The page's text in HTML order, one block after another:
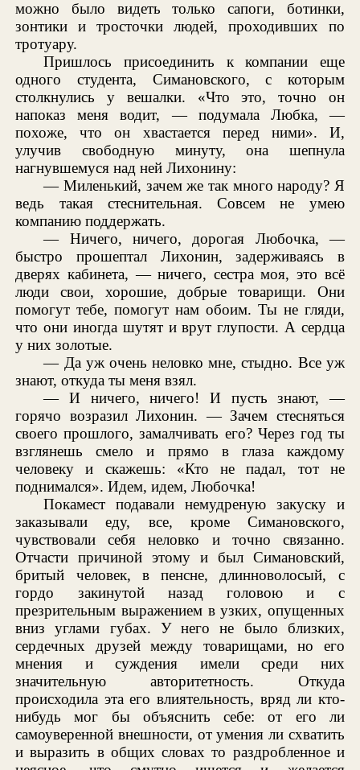
можно было видеть только сапоги, ботинки,
зонтики и тросточки людей, проходивших по
тротуару.
Пришлось присоединить к компании еще
одного студента, Симановского, с которым
столкнулись у вешалки. «Что это, точно он
напоказ меня водит, — подумала Любка, —
похоже, что он хвастается перед ними». И,
улучив свободную минуту, она шепнула
нагнувшемуся над ней Лихонину:
— Миленький, зачем же так много народу? Я
ведь такая стеснительная. Совсем не умею
компанию поддержать.
— Ничего, ничего, дорогая Любочка, —
быстро прошептал Лихонин, задерживаясь в
дверях кабинета, — ничего, сестра моя, это всё
люди свои, хорошие, добрые товарищи. Они
помогут тебе, помогут нам обоим. Ты не гляди,
что они иногда шутят и врут глупости. А сердца
у них золотые.
— Да уж очень неловко мне, стыдно. Все уж
знают, откуда ты меня взял.
— И ничего, ничего! И пусть знают, —
горячо возразил Лихонин. — Зачем стесняться
своего прошлого, замалчивать его? Через год ты
взглянешь смело и прямо в глаза каждому
человеку и скажешь: «Кто не падал, тот не
поднимался». Идем, идем, Любочка!
Покамест подавали немудреную закуску и
заказывали еду, все, кроме Симановского,
чувствовали себя неловко и точно связанно.
Отчасти причиной этому и был Симановский,
бритый человек, в пенсне, длинноволосый, с
гордо закинутой назад головою и с
презрительным выражением в узких, опущенных
вниз углами губах. У него не было близких,
сердечных друзей между товарищами, но его
мнения и суждения имели среди них
значительную авторитетность. Откуда
происходила эта его влиятельность, вряд ли кто-
нибудь мог бы объяснить себе: от его ли
самоуверенной внешности, от умения ли схватить
и выразить в общих словах то раздробленное и